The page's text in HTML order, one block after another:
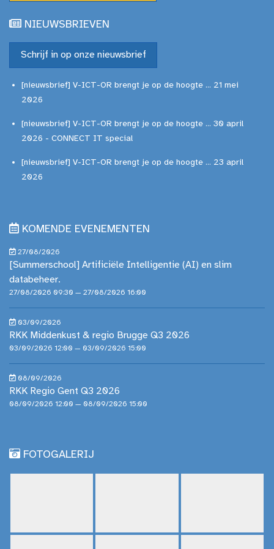
NIEUWSBRIEVEN
Schrijf in op onze nieuwsbrief
[nieuwsbrief] V-ICT-OR brengt je op de hoogte ... 21 mei
2026
[nieuwsbrief] V-ICT-OR brengt je op de hoogte ... 30 april
2026 - CONNECT IT special
[nieuwsbrief] V-ICT-OR brengt je op de hoogte ... 23 april
2026
KOMENDE EVENEMENTEN
27/08/2026
[Summerschool] Artificiële Intelligentie (AI) en slim
databeheer.
27/08/2026 09:30 — 27/08/2026 16:00
03/09/2026
RKK Middenkust & regio Brugge Q3 2026
03/09/2026 12:00 — 03/09/2026 15:00
08/09/2026
RKK Regio Gent Q3 2026
08/09/2026 12:00 — 08/09/2026 15:00
FOTOGALERIJ